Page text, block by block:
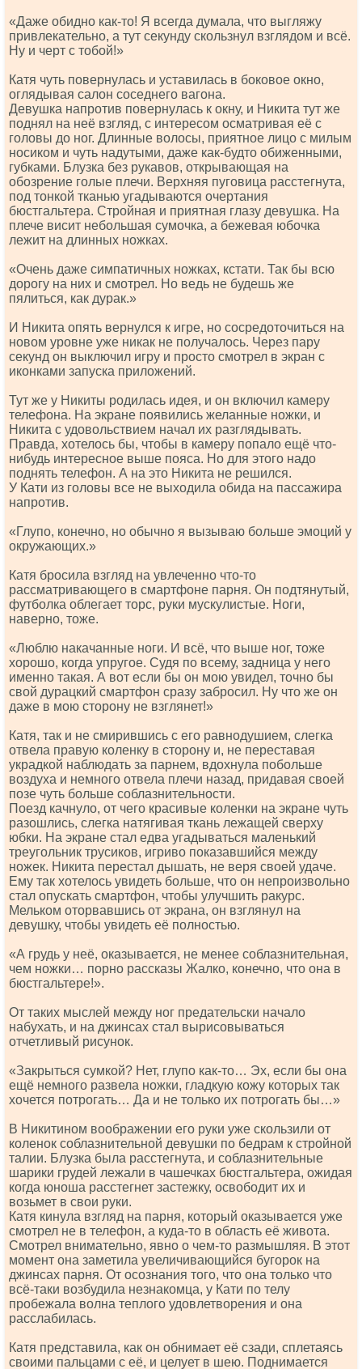
«Даже обидно как-то! Я всегда думала, что выгляжу
привлекательно, а тут секунду скользнул взглядом и всё.
Ну и черт с тобой!»
Катя чуть повернулась и уставилась в боковое окно,
оглядывая салон соседнего вагона.
Девушка напротив повернулась к окну, и Никита тут же
поднял на неё взгляд, с интересом осматривая её с
головы до ног. Длинные волосы, приятное лицо с милым
носиком и чуть надутыми, даже как-будто обиженными,
губками. Блузка без рукавов, открывающая на
обозрение голые плечи. Верхняя пуговица расстегнута,
под тонкой тканью угадываются очертания
бюстгальтера. Стройная и приятная глазу девушка. На
плече висит небольшая сумочка, а бежевая юбочка
лежит на длинных ножках.
«Очень даже симпатичных ножках, кстати. Так бы всю
дорогу на них и смотрел. Но ведь не будешь же
пялиться, как дурак.»
И Никита опять вернулся к игре, но сосредоточиться на
новом уровне уже никак не получалось. Через пару
секунд он выключил игру и просто смотрел в экран с
иконками запуска приложений.
Тут же у Никиты родилась идея, и он включил камеру
телефона. На экране появились желанные ножки, и
Никита с удовольствием начал их разглядывать.
Правда, хотелось бы, чтобы в камеру попало ещё что-
нибудь интересное выше пояса. Но для этого надо
поднять телефон. А на это Никита не решился.
У Кати из головы все не выходила обида на пассажира
напротив.
«Глупо, конечно, но обычно я вызываю больше эмоций у
окружающих.»
Катя бросила взгляд на увлеченно что-то
рассматривающего в смартфоне парня. Он подтянутый,
футболка облегает торс, руки мускулистые. Ноги,
наверно, тоже.
«Люблю накачанные ноги. И всё, что выше ног, тоже
хорошо, когда упругое. Судя по всему, задница у него
именно такая. А вот если бы он мою увидел, точно бы
свой дурацкий смартфон сразу забросил. Ну что же он
даже в мою сторону не взглянет!»
Катя, так и не смирившись с его равнодушием, слегка
отвела правую коленку в сторону и, не переставая
украдкой наблюдать за парнем, вдохнула побольше
воздуха и немного отвела плечи назад, придавая своей
позе чуть больше соблазнительности.
Поезд качнуло, от чего красивые коленки на экране чуть
разошлись, слегка натягивая ткань лежащей сверху
юбки. На экране стал едва угадываться маленький
треугольник трусиков, игриво показавшийся между
ножек. Никита перестал дышать, не веря своей удаче.
Ему так хотелось увидеть больше, что он непроизвольно
стал опускать смартфон, чтобы улучшить ракурс.
Мельком оторвавшись от экрана, он взглянул на
девушку, чтобы увидеть её полностью.
«А грудь у неё, оказывается, не менее соблазнительная,
чем ножки… порно рассказы Жалко, конечно, что она в
бюстгальтере!».
От таких мыслей между ног предательски начало
набухать, и на джинсах стал вырисовываться
отчетливый рисунок.
«Закрыться сумкой? Нет, глупо как-то… Эх, если бы она
ещё немного развела ножки, гладкую кожу которых так
хочется потрогать… Да и не только их потрогать бы…»
В Никитином воображении его руки уже скользили от
коленок соблазнительной девушки по бедрам к стройной
талии. Блузка была расстегнута, и соблазнительные
шарики грудей лежали в чашечках бюстгальтера, ожидая
когда юноша расстегнет застежку, освободит их и
возьмет в свои руки.
Катя кинула взгляд на парня, который оказывается уже
смотрел не в телефон, а куда-то в область её живота.
Смотрел внимательно, явно о чем-то размышляя. В этот
момент она заметила увеличивающийся бугорок на
джинсах парня. От осознания того, что она только что
всё-таки возбудила незнакомца, у Кати по телу
пробежала волна теплого удовлетворения и она
расслабилась.
Катя представила, как он обнимает её сзади, сплетаясь
своими пальцами с её, и целует в шею. Поднимается